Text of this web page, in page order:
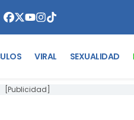
VIRAL SEXUALIDAD
[Publicidad]